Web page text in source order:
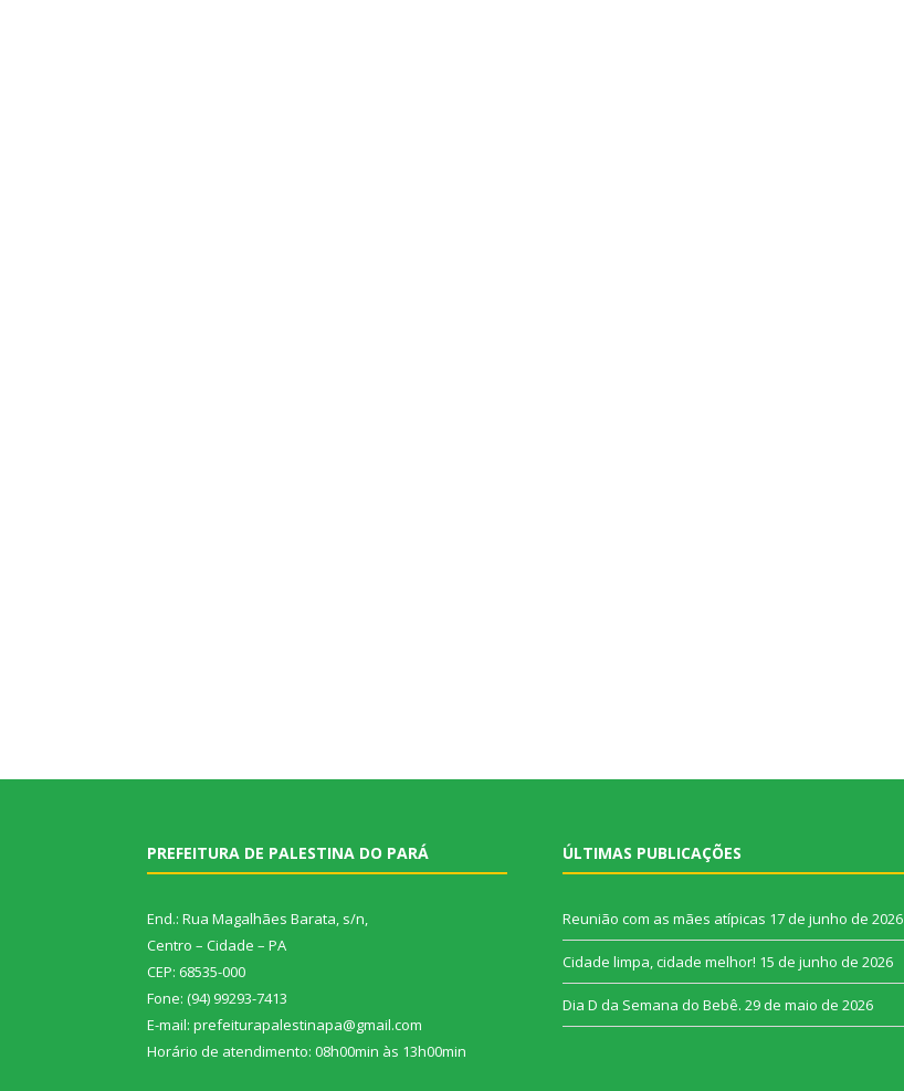
PREFEITURA DE PALESTINA DO PARÁ
End.: Rua Magalhães Barata, s/n,
Centro – Cidade – PA
CEP: 68535-000
Fone: (94) 99293-7413
E-mail: prefeiturapalestinapa@gmail.com
Horário de atendimento: 08h00min às 13h00min
ÚLTIMAS PUBLICAÇÕES
Reunião com as mães atípicas 17 de junho de 2026
Cidade limpa, cidade melhor! 15 de junho de 2026
Dia D da Semana do Bebê. 29 de maio de 2026